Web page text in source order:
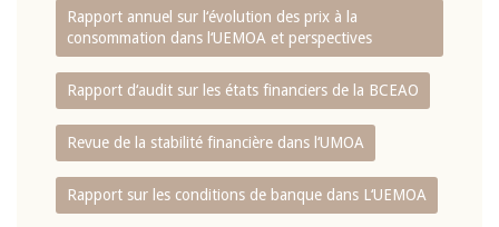
Rapport annuel sur l‘évolution des prix à la
consommation dans l‘UEMOA et perspectives
Rapport d‘audit sur les états financiers de la BCEAO
Revue de la stabilité financière dans l‘UMOA
Rapport sur les conditions de banque dans L‘UEMOA